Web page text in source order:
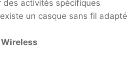
des activités spécifiques
un casque sans fil adapté
Wireless